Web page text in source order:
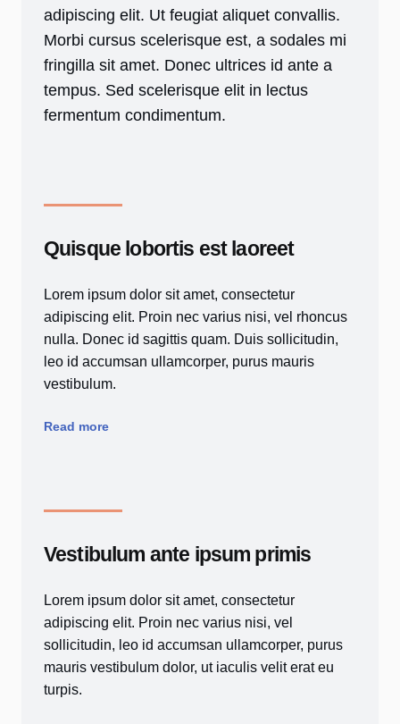
adipiscing elit. Ut feugiat aliquet convallis.
Morbi cursus scelerisque est, a sodales mi
fringilla sit amet. Donec ultrices id ante a
tempus. Sed scelerisque elit in lectus
fermentum condimentum.
Quisque lobortis est laoreet
Lorem ipsum dolor sit amet, consectetur
adipiscing elit. Proin nec varius nisi, vel rhoncus
nulla. Donec id sagittis quam. Duis sollicitudin,
leo id accumsan ullamcorper, purus mauris
vestibulum.
Read more
Vestibulum ante ipsum primis
Lorem ipsum dolor sit amet, consectetur
adipiscing elit. Proin nec varius nisi, vel
sollicitudin, leo id accumsan ullamcorper, purus
mauris vestibulum dolor, ut iaculis velit erat eu
turpis.